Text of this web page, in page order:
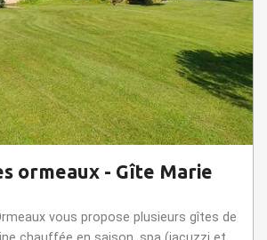
ormeaux - Gîte Marie
vous propose plusieurs gîtes de